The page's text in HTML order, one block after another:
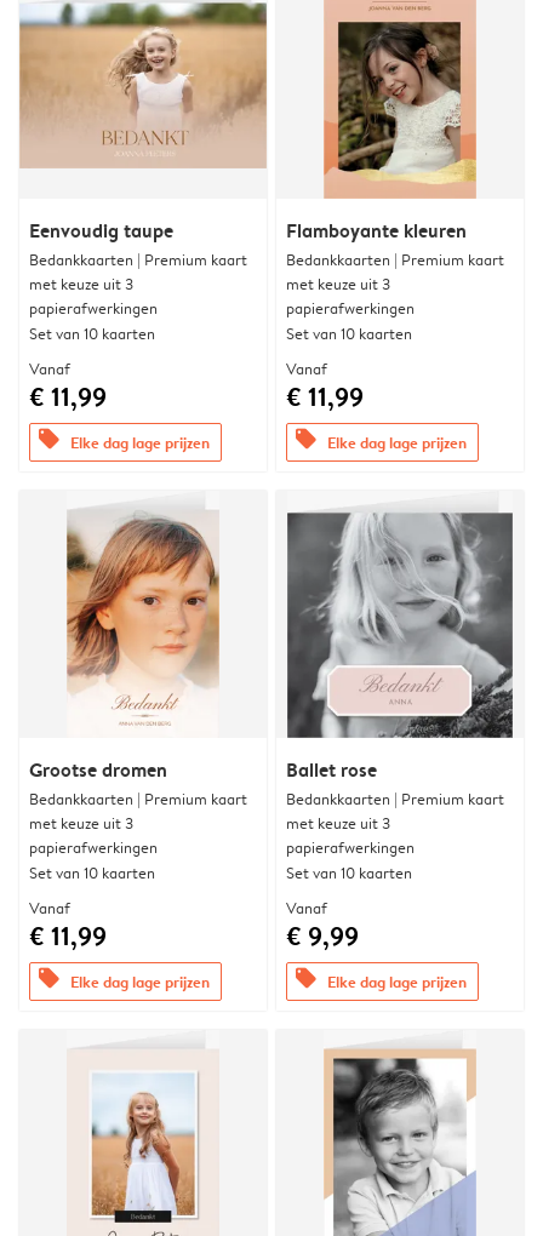
Eenvoudig taupe
Bedankkaarten | Premium kaart
met keuze uit 3
papierafwerkingen
Set van 10 kaarten
Vanaf
€ 11,99
offers Elke dag lage prijzen
Flamboyante kleuren
Bedankkaarten | Premium kaart
met keuze uit 3
papierafwerkingen
Set van 10 kaarten
Vanaf
€ 11,99
offers Elke dag lage prijzen
Grootse dromen
Bedankkaarten | Premium kaart
met keuze uit 3
papierafwerkingen
Set van 10 kaarten
Vanaf
€ 11,99
offers Elke dag lage prijzen
Ballet rose
Bedankkaarten | Premium kaart
met keuze uit 3
papierafwerkingen
Set van 10 kaarten
Vanaf
€ 9,99
offers Elke dag lage prijzen